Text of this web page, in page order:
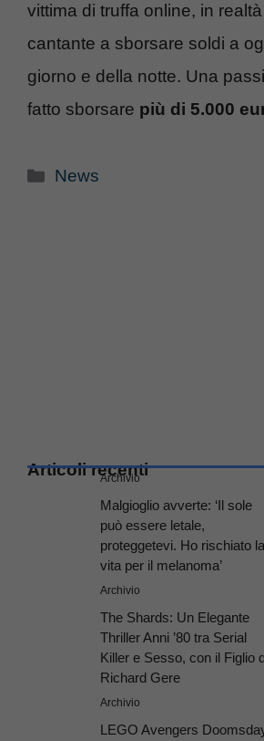
vittima di truffa online, in
cantante a sborsare soldi a
giorno e della notte. Una
fatto sborsare più di 5.000
Categorie
News
Articoli recenti
Archivio
Malgioglio avverte: ‘Il sole
può essere letale,
proteggetevi. Ho rischiato la
vita per il melanoma’
Archivio
The Shards: Un Elegante
Thriller Anni ’80 tra Serial
Killer e Sesso, con il Figlio
Richard Gere
Archivio
LEGO Avengers